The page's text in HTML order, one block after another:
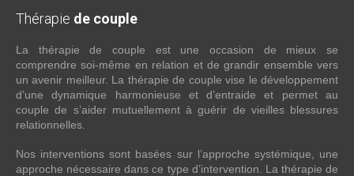
Thérapie de couple
La thérapie de couple est une occasion de mieux se
comprendre soi-même en relation et de grandir ensemble vers
un avenir meilleur. La thérapie de couple vise le développement
d’une dynamique harmonieuse et d’entraide et permet au
couple de s’aider mutuellement à guérir de vieilles blessures
relationnelles.
Nos interventions sont basées sur l’approche systémique, une
approche nécessaire dans ce type d’intervention. La thérapie de